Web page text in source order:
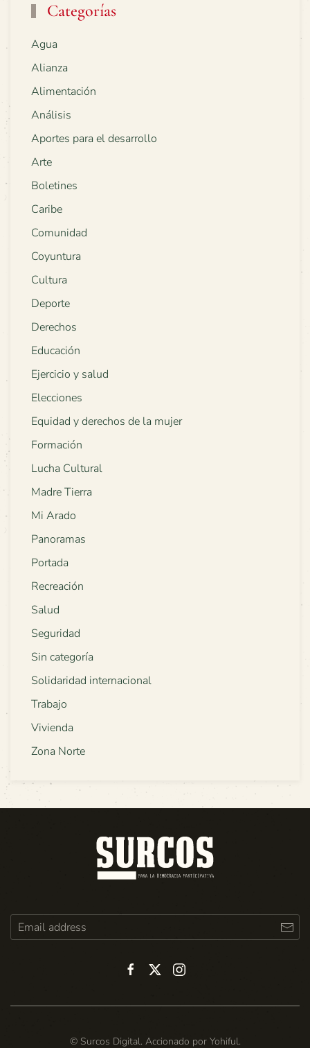
Categorías
Agua
Alianza
Alimentación
Análisis
Aportes para el desarrollo
Arte
Boletines
Caribe
Comunidad
Coyuntura
Cultura
Deporte
Derechos
Educación
Ejercicio y salud
Elecciones
Equidad y derechos de la mujer
Formación
Lucha Cultural
Madre Tierra
Mi Arado
Panoramas
Portada
Recreación
Salud
Seguridad
Sin categoría
Solidaridad internacional
Trabajo
Vivienda
Zona Norte
© Surcos Digital. Accionado por Yohiful.